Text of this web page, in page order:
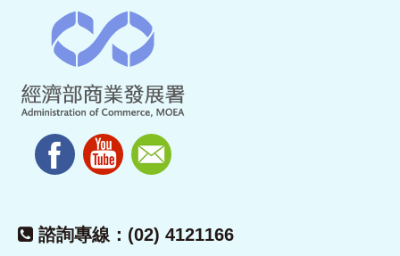
諮詢專線：(02) 4121166